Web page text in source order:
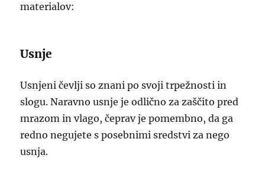
materialov:
Usnje
Usnjeni čevlji so znani po svoji trpežnosti in
slogu. Naravno usnje je odlično za zaščito pred
mrazom in vlago, čeprav je pomembno, da ga
redno negujete s posebnimi sredstvi za nego
usnja.